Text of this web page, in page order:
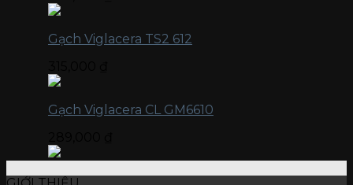
Gạch Viglacera TS2 612
Gạch Viglacera CL GM6610